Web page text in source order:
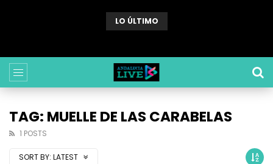
LO ÚLTIMO
TAG: MUELLE DE LAS CARABELAS
1 POSTS
SORT BY: LATEST